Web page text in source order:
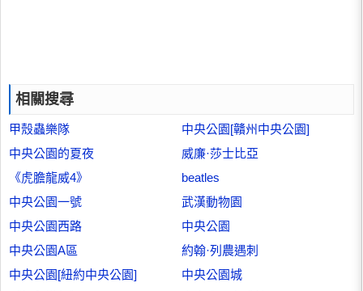
相關搜尋
甲殼蟲樂隊
中央公園[贛州中央公園]
中央公園的夏夜
威廉·莎士比亞
《虎膽龍威4》
beatles
中央公園一號
武漢動物園
中央公園西路
中央公園
中央公園A區
約翰·列農遇刺
中央公園[紐約中央公園]
中央公園城